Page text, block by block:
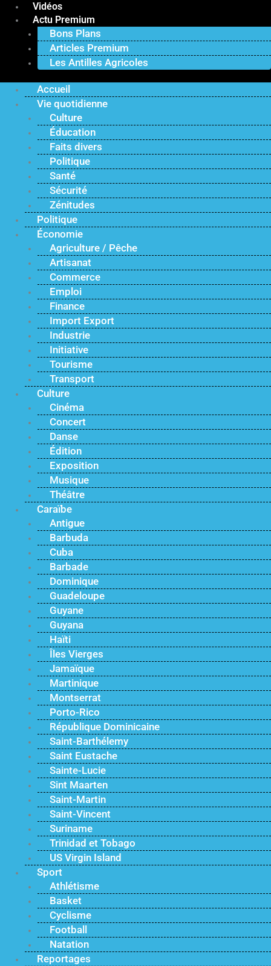
Vidéos
Actu Premium
Bons Plans
Articles Premium
Les Antilles Agricoles
Accueil
Vie quotidienne
Culture
Éducation
Faits divers
Politique
Santé
Sécurité
Zénitudes
Politique
Économie
Agriculture / Pêche
Artisanat
Commerce
Emploi
Finance
Import Export
Industrie
Initiative
Tourisme
Transport
Culture
Cinéma
Concert
Danse
Édition
Exposition
Musique
Théâtre
Caraïbe
Antigue
Barbuda
Cuba
Barbade
Dominique
Guadeloupe
Guyane
Guyana
Haïti
Îles Vierges
Jamaïque
Martinique
Montserrat
Porto-Rico
République Dominicaine
Saint-Barthélemy
Saint Eustache
Sainte-Lucie
Sint Maarten
Saint-Martin
Saint-Vincent
Suriname
Trinidad et Tobago
US Virgin Island
Sport
Athlétisme
Basket
Cyclisme
Football
Natation
Reportages